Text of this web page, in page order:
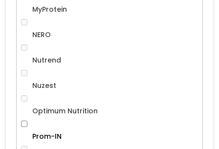
MyProtein
NERO
Nutrend
Nuzest
Optimum Nutrition
Prom-IN